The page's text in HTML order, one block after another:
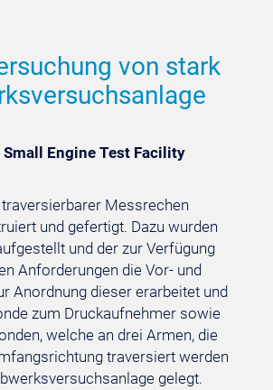
von stark
Engine Test Facility
Messrechen
und gefertigt. Dazu wurden
und der zur Verfügung
Anforderungen die Vor- und
Anordnung dieser erarbeitet und
zum Druckaufnehmer sowie
welche an drei Armen, die
traversiert werden
gelegt.